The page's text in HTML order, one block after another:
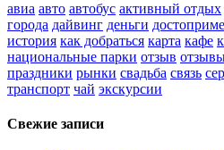
авиа авто автобус активный отдых
города дайвинг деньги
история как добраться карта кафе
национальные парки отзыв
праздники рынки свадьба связь
транспорт чай экскурсии
Свежие записи